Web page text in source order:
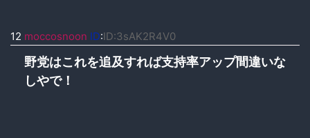
12 moccosnoon ID:ID:3sAK2R4V0
野党はこれを追及すれば支持率アップ間違いな
しやで！